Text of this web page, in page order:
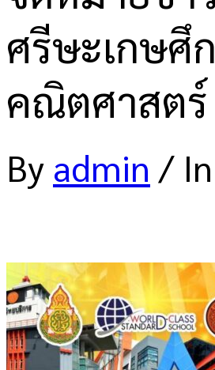
ศรีษะเกษศึ
คณิตศาสตร์
By admin / In